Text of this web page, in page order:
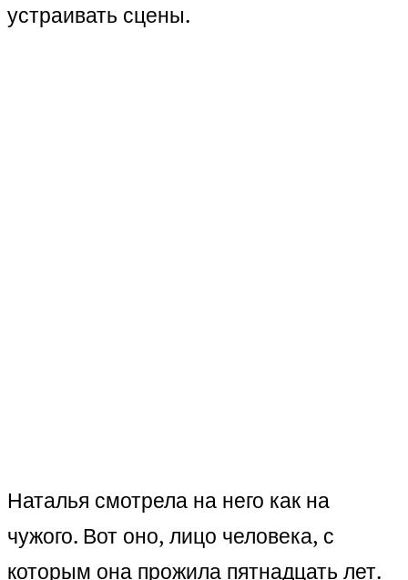
устраивать сцены.
Наталья смотрела на него как на
чужого. Вот оно, лицо человека, с
которым она прожила пятнадцать лет.